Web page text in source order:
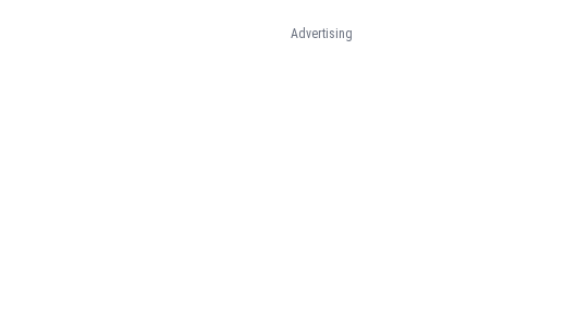
Advertising